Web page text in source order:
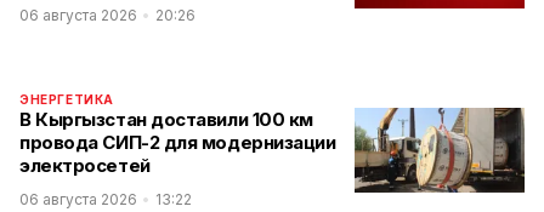
06 августа 2026 20:26
ЭНЕРГЕТИКА
В Кыргызстан доставили 100 км
провода СИП-2 для модернизации
электросетей
06 августа 2026 13:22